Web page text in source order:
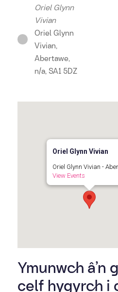
Oriel Glynn
Vivian
Oriel Glynn
Vivian,
Abertawe,
n/a, SA1 5DZ
Oriel Glynn Vivian
Oriel Glynn Vivian -
View Events
Ymunwch â’n
celf hygyrch i